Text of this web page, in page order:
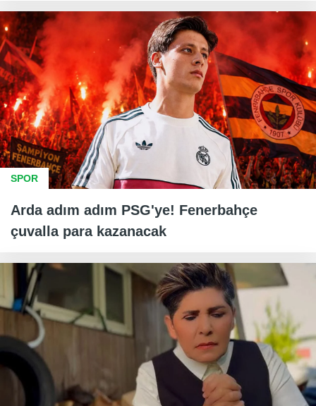
SPOR
Arda adım adım PSG'ye! Fenerbahçe
çuvalla para kazanacak